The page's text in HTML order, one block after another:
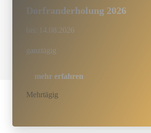
Dorfranderholung 2026
bis: 14.08.2026
ganztägig
mehr erfahren
Mehrtägig